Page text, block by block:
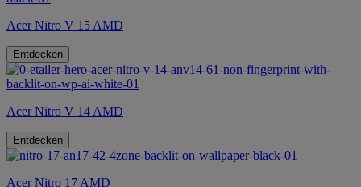
Acer Nitro V 15 AMD
Entdecken
Acer Nitro V 14 AMD
Entdecken
Acer Nitro 17 AMD